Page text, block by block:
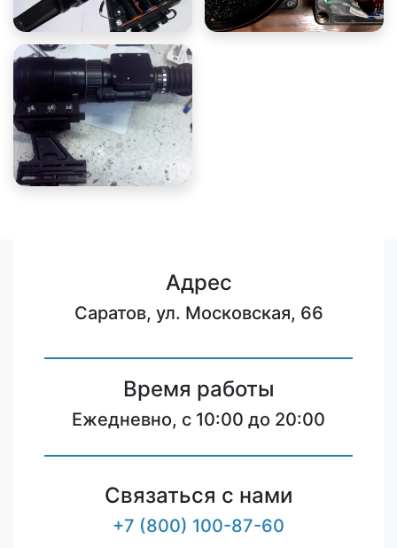
Адрес
Саратов, ул. Московская, 66
Время работы
Ежедневно, с 10:00 до 20:00
Связаться с нами
+7 (800) 100-87-60